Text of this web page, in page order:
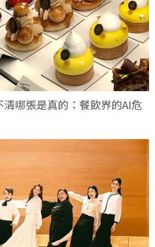
哪張是真的：餐飲界的AI危